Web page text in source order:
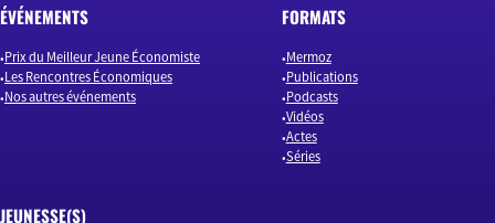
ÉVÉNEMENTS
Prix du Meilleur Jeune Économiste
Les Rencontres Économiques
Nos autres événements
FORMATS
Mermoz
Publications
Podcasts
Vidéos
Actes
Séries
JEUNESSE(S)